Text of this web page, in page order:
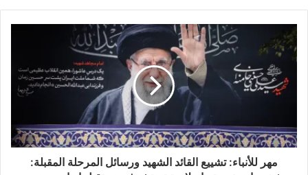
فرص نجاح المسارات الدبلوماسية الجارية بين
مختلف الأطراف الدولية والإقليمية.
الضيف الرئيسي: الدكتور محمد
مهدي شريعتمدار أستاذ العلاقات
الدولية – طهران، إيران
مهر للأنباء: تشييع القائد الشهيد ورسائل المرحلة المقبلة: